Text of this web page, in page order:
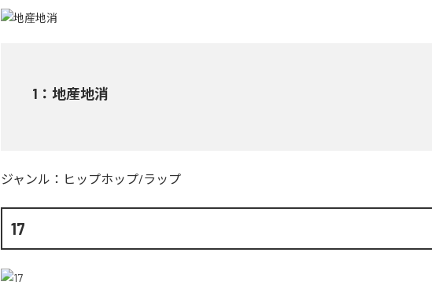
1 ： 地産地消
ジャンル： ヒップホップ/ラップ
17